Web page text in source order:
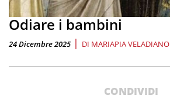
Odiare i bambini
24 Dicembre 2025 | DI MARIAPIA VELADIANO
CONDIVIDI